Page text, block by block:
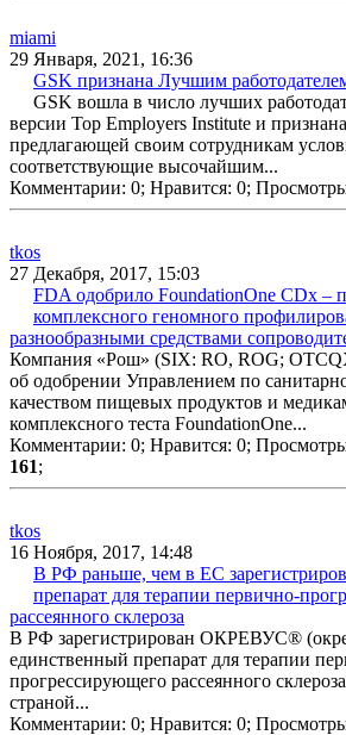
miami
29 Января, 2021, 16:36
GSK признана Лучшим
GSK вошла в число лучших
версии Top Employers Institute и
предлагающей своим сотрудникам
соответствующие высочайшим...
Комментарии: 0; Нравится: 0;
tkos
27 Декабря, 2017, 15:03
FDA одобрило FoundationOne CDx –
комплексного геномного
разнообразными средствами
Компания «Рош» (SIX: RO, ROG;
об одобрении Управлением по
качеством пищевых продуктов и
комплексного теста FoundationOne...
Комментарии: 0; Нравится: 0;
161;
tkos
16 Ноября, 2017, 14:48
В РФ раньше, чем в ЕС
препарат для терапии первично-
рассеянного склероза
В РФ зарегистрирован ОКРЕВУС®
единственный препарат для терапии
прогрессирующего рассеянного
страной...
Комментарии: 0; Нравится: 0;